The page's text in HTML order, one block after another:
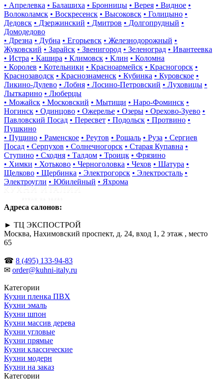
• Апрелевка • Балашиха • Бронницы • Верея • Видное •
Волоколамск • Воскресенск • Высоковск • Голицыно •
Дедовск • Дзержинский • Дмитров • Долгопрудный •
Домодедово
• Дрезна • Дубна • Егорьевск • Железнодорожный •
Жуковский • Зарайск • Звенигород • Зеленоград • Ивантеевка
• Истра • Кашира • Климовск • Клин • Коломна
• Королев • Котельники • Красноармейск • Красногорск •
Краснозаводск • Краснознаменск • Кубинка • Куровское •
Ликино-Дулево • Лобня • Лосино-Петровский • Луховицы •
Лыткарино • Люберцы
• Можайск • Московский • Мытищи • Наро-Фоминск •
Ногинск • Одинцово • Ожерелье • Озеры • Орехово-Зуево •
Павловский Посад • Пересвет • Подольск • Протвино •
Пушкино
• Пущино • Раменское • Реутов • Рошаль • Руза • Сергиев
Посад • Серпухов • Солнечногорск • Старая Купавна •
Ступино • Сходня • Талдом • Троицк • Фрязино
• Химки • Хотьково • Черноголовка • Чехов • Шатура •
Щелково • Щербинка • Электрогорск • Электросталь •
Электроугли • Юбилейный • Яхрома
Адреса салонов:
► ТЦ ЭКСПОСТРОЙ
Москва, Нахимовский проспект, д. 24, вход 1, 2 этаж , место
65
☎ 8 (495) 133-94-83
✉ order@kuhni-italy.ru
Категории
Кухни пленка ПВХ
Кухни эмаль
Кухни шпон
Кухни массив дерева
Кухни угловые
Кухни прямые
Кухни классические
Кухни модерн
Кухни на заказ
Категории